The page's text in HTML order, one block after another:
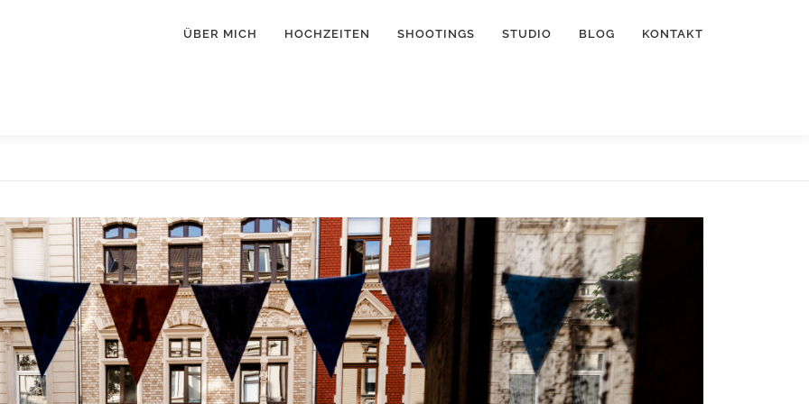
ÜBER MICH HOCHZEITEN SHOOTINGS STUDIO BLOG KONTAKT